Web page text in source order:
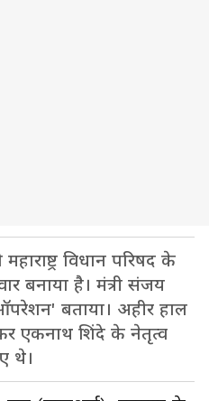
विधान परिषद के
बनाया है। मंत्री संजय
बताया। अहीर हाल
एकनाथ शिंदे के नेतृत्व
थे।